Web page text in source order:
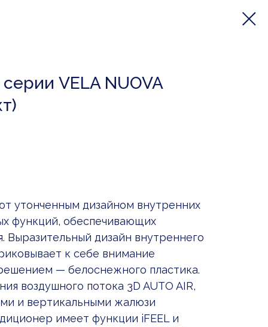
VELA NUOVA
утонченным дизайном внутренних
функций, обеспечивающих
Выразительный дизайн внутреннего
к себе внимание
— белоснежного пластика.
воздушного потока 3D AUTO AIR,
и вертикальными жалюзи
имеет функции iFEEL и